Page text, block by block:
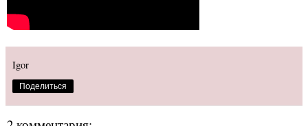
Igor
Поделиться